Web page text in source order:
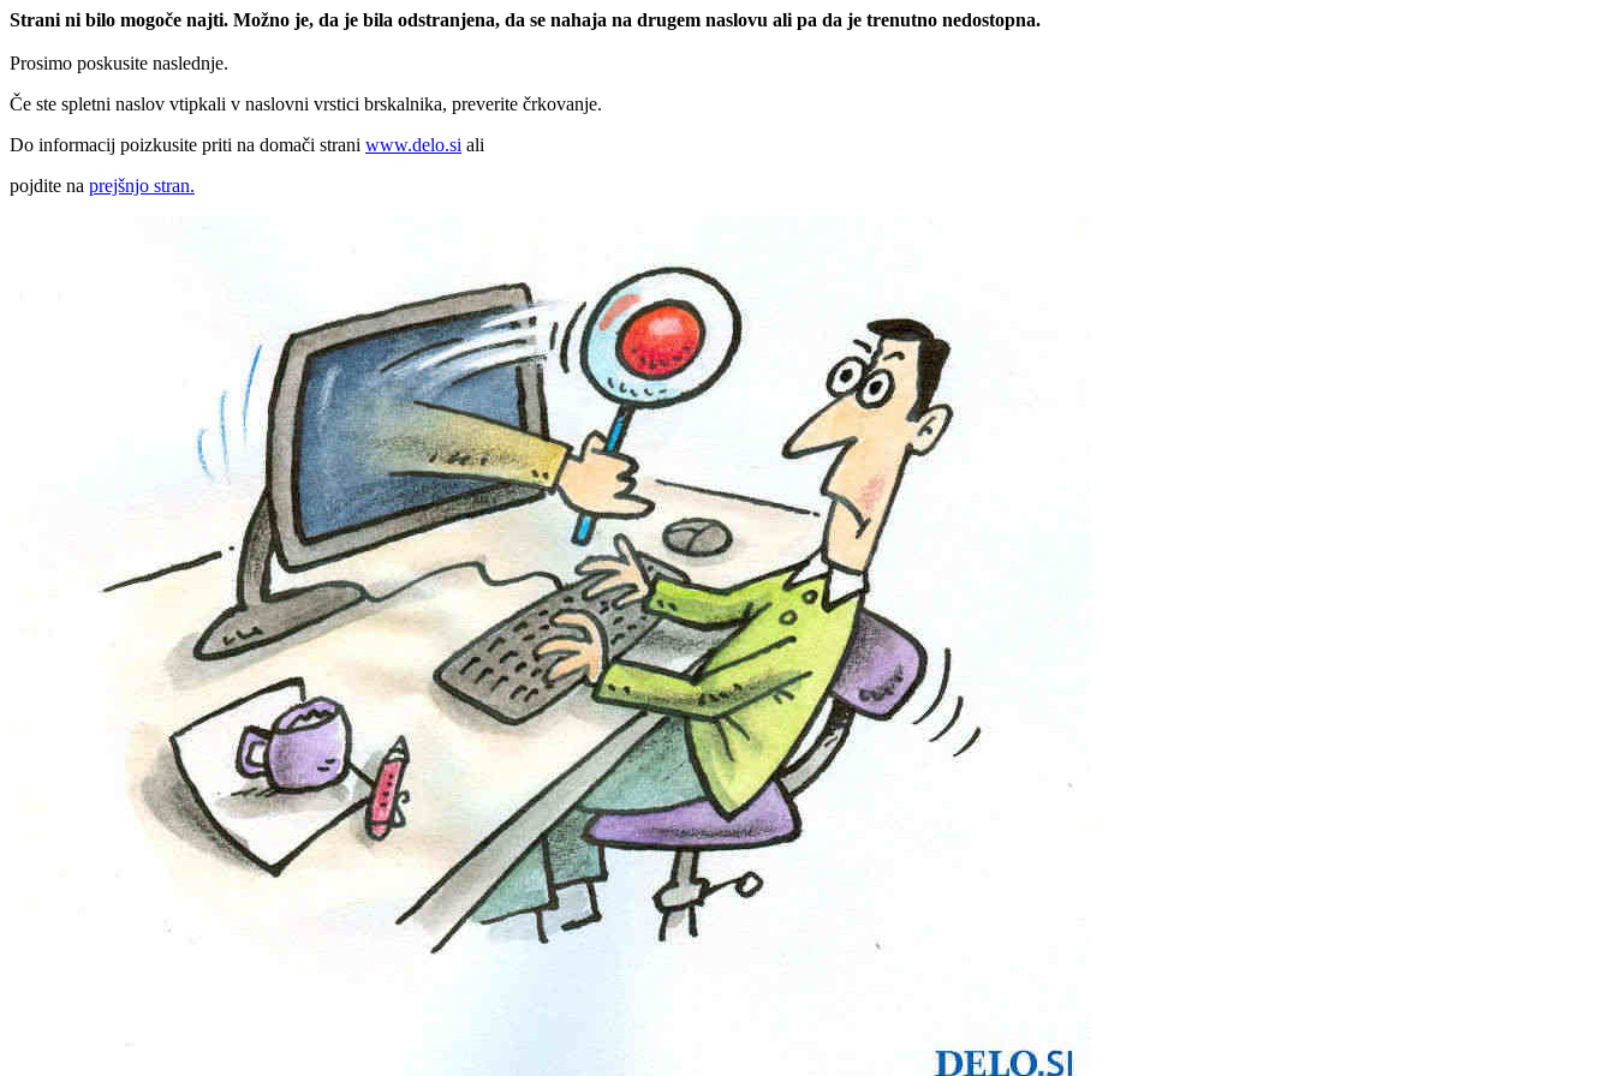
Strani ni bilo mogoče najti. Možno je, da je bila odstranjena, da se nahaja na drugem naslovu ali pa da je trenutno nedostopna.
Prosimo poskusite naslednje.
Če ste spletni naslov vtipkali v naslovni vrstici brskalnika, preverite črkovanje.
Do informacij poizkusite priti na domači strani www.delo.si ali
pojdite na prejšnjo stran.